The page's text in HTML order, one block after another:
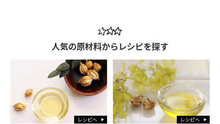
人気の原材料からレシピを探す
レシピへ レシピへ